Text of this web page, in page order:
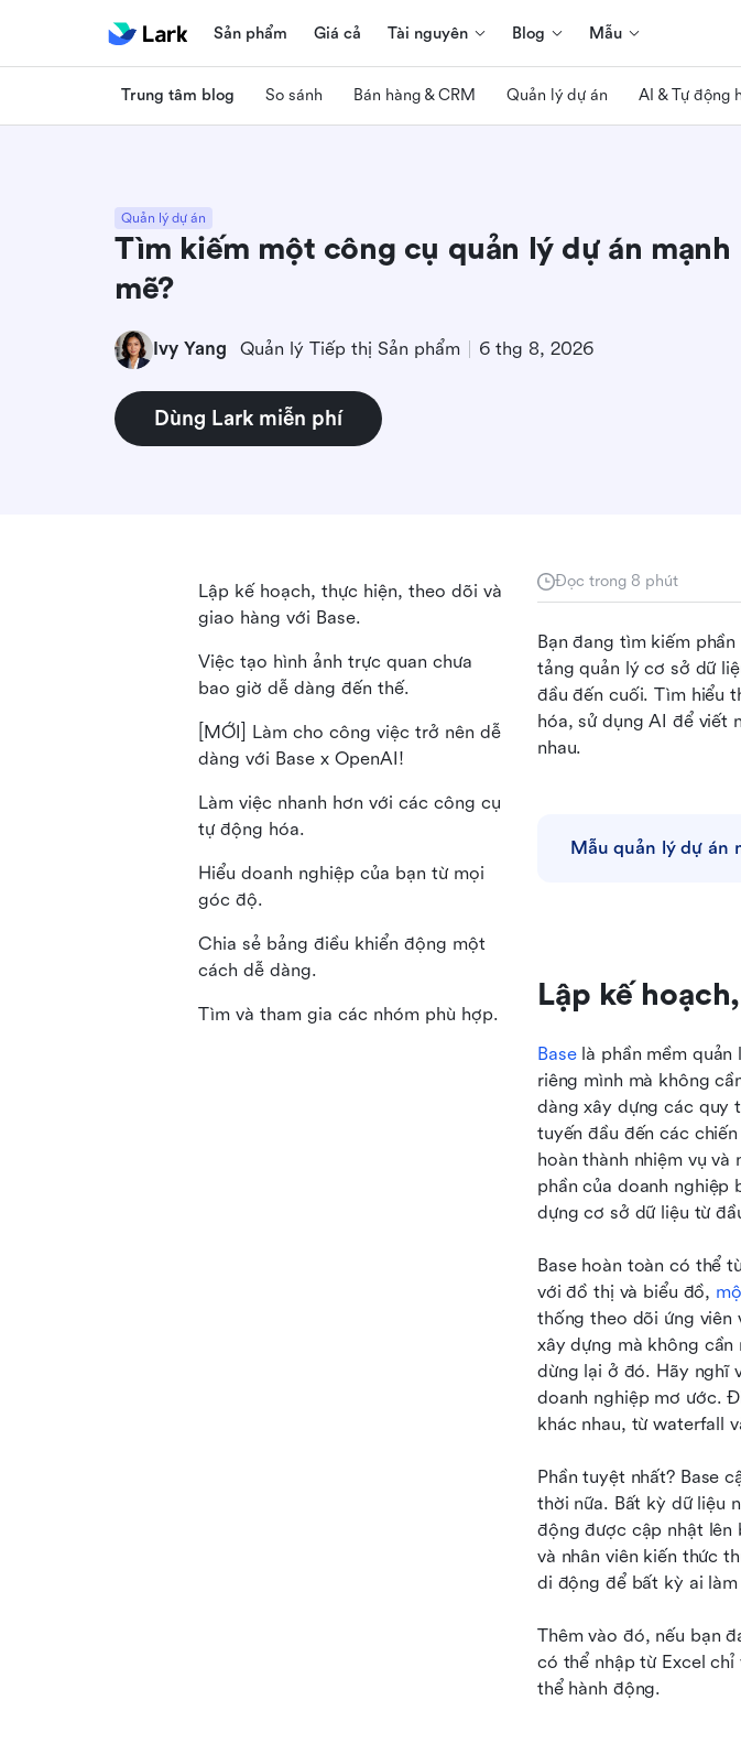
Sản phẩm Giá cả Tài nguyên Blog Mẫu
Trung tâm blog So sánh Bán hàng & CRM Quản lý dự án AI & Tự động
Quản lý dự án
Tìm kiếm một công cụ quản lý dự án mạnh
mẽ?
Ivy Yang Quản lý Tiếp thị Sản phẩm 6 thg 8, 2026
Dùng Lark miễn phí
Đọc trong 8 phút
Bạn đang tìm kiếm phần
tảng quản lý cơ sở dữ
đầu đến cuối. Tìm hiểu
hóa, sử dụng AI để viết
nhau.
Mẫu quản lý dự án
Lập kế
Base là phần mềm quản
riêng mình mà không
dàng xây dựng các quy
tuyến đầu đến các
hoàn thành nhiệm vụ
phần của doanh
dựng cơ sở dữ liệu từ
Base hoàn toàn có thể
với đồ thị và biểu đồ,
thống theo dõi ứng viên
xây dựng mà không cần
dừng lại ở đó. Hãy nghĩ
doanh nghiệp mơ ước.
khác nhau, từ waterfall
Phần tuyệt nhất? Base
thời nữa. Bất kỳ dữ liệu
động được cập nhật lên
và nhân viên kiến thức
di động để bất kỳ ai
Thêm vào đó, nếu bạn
có thể nhập từ Excel
thể hành động.
Lập kế hoạch, thực hiện, theo dõi và
giao hàng với Base.
Việc tạo hình ảnh trực quan chưa
bao giờ dễ dàng đến thế.
[MỚI] Làm cho công việc trở nên dễ
dàng với Base x OpenAI!
Làm việc nhanh hơn với các công cụ
tự động hóa.
Hiểu doanh nghiệp của bạn từ mọi
góc độ.
Chia sẻ bảng điều khiển động một
cách dễ dàng.
Tìm và tham gia các nhóm phù hợp.